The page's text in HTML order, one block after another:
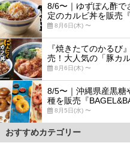
8/6〜｜ゆずぽん酢で
定のカルビ丼を販売
8月6日(木) 〜
『焼きたてのかるび
売！大人気の「豚カ
8月6日(木) 〜
8/5〜｜沖縄県産黒糖
種を販売『
8月5日(水) 〜
おすすめカテゴリー